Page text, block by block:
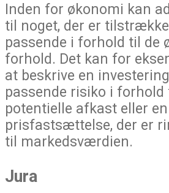
Inden for økonomi kan
til noget, der er
passende i forhold til de
forhold. Det kan for
at beskrive en
passende risiko i forhold
potentielle afkast eller en
prisfastsættelse, der er
til markedsværdien.
Jura